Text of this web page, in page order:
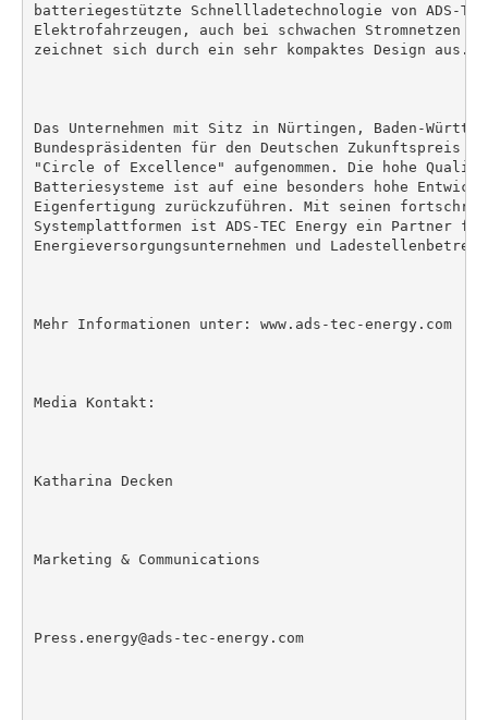
batteriegestützte Schnellladetechnologie von ADS-
Elektrofahrzeugen, auch bei schwachen Stromnetzen
zeichnet sich durch ein sehr kompaktes Design aus.
Das Unternehmen mit Sitz in Nürtingen, Baden-
Bundespräsidenten für den Deutschen Zukunftspreis
"Circle of Excellence" aufgenommen. Die hohe
Batteriesysteme ist auf eine besonders hohe
Eigenfertigung zurückzuführen. Mit seinen
Systemplattformen ist ADS-TEC Energy ein Partner
Energieversorgungsunternehmen und
Mehr Informationen unter: www.ads-tec-energy.com
Media Kontakt:
Katharina Decken
Marketing & Communications
Press.energy@ads-tec-energy.com